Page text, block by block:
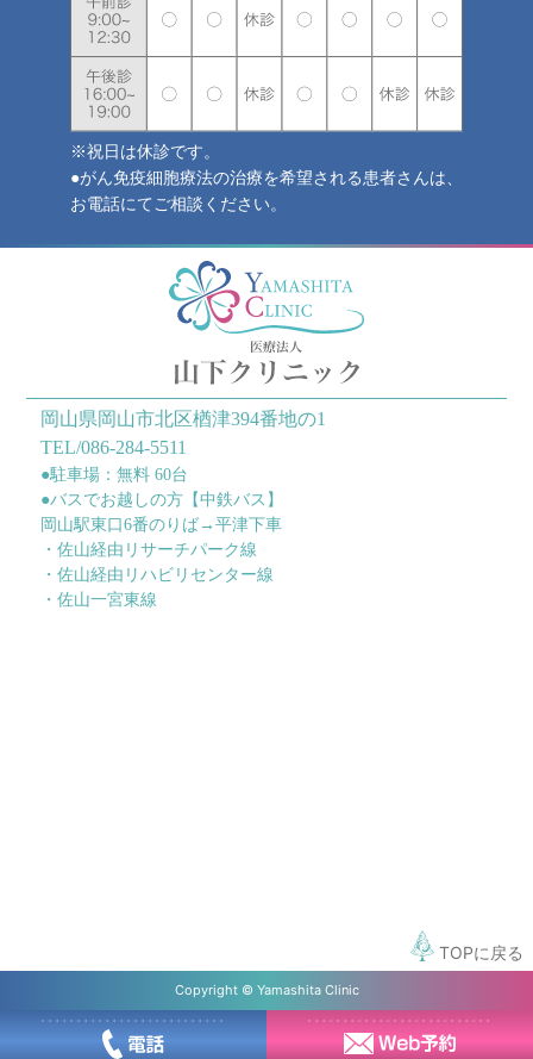
※祝日は休診です。
●がん免疫細胞療法の治療を希望される患者さんは、
お電話にてご相談ください。
岡山県岡山市北区楢津394番地の1
TEL/086-284-5511
●駐車場：無料 60台
●バスでお越しの方【中鉄バス】
岡山駅東口6番のりば→平津下車
・佐山経由リサーチパーク線
・佐山経由リハビリセンター線
・佐山一宮東線
TOPに戻る
Copyright © Yamashita Clinic